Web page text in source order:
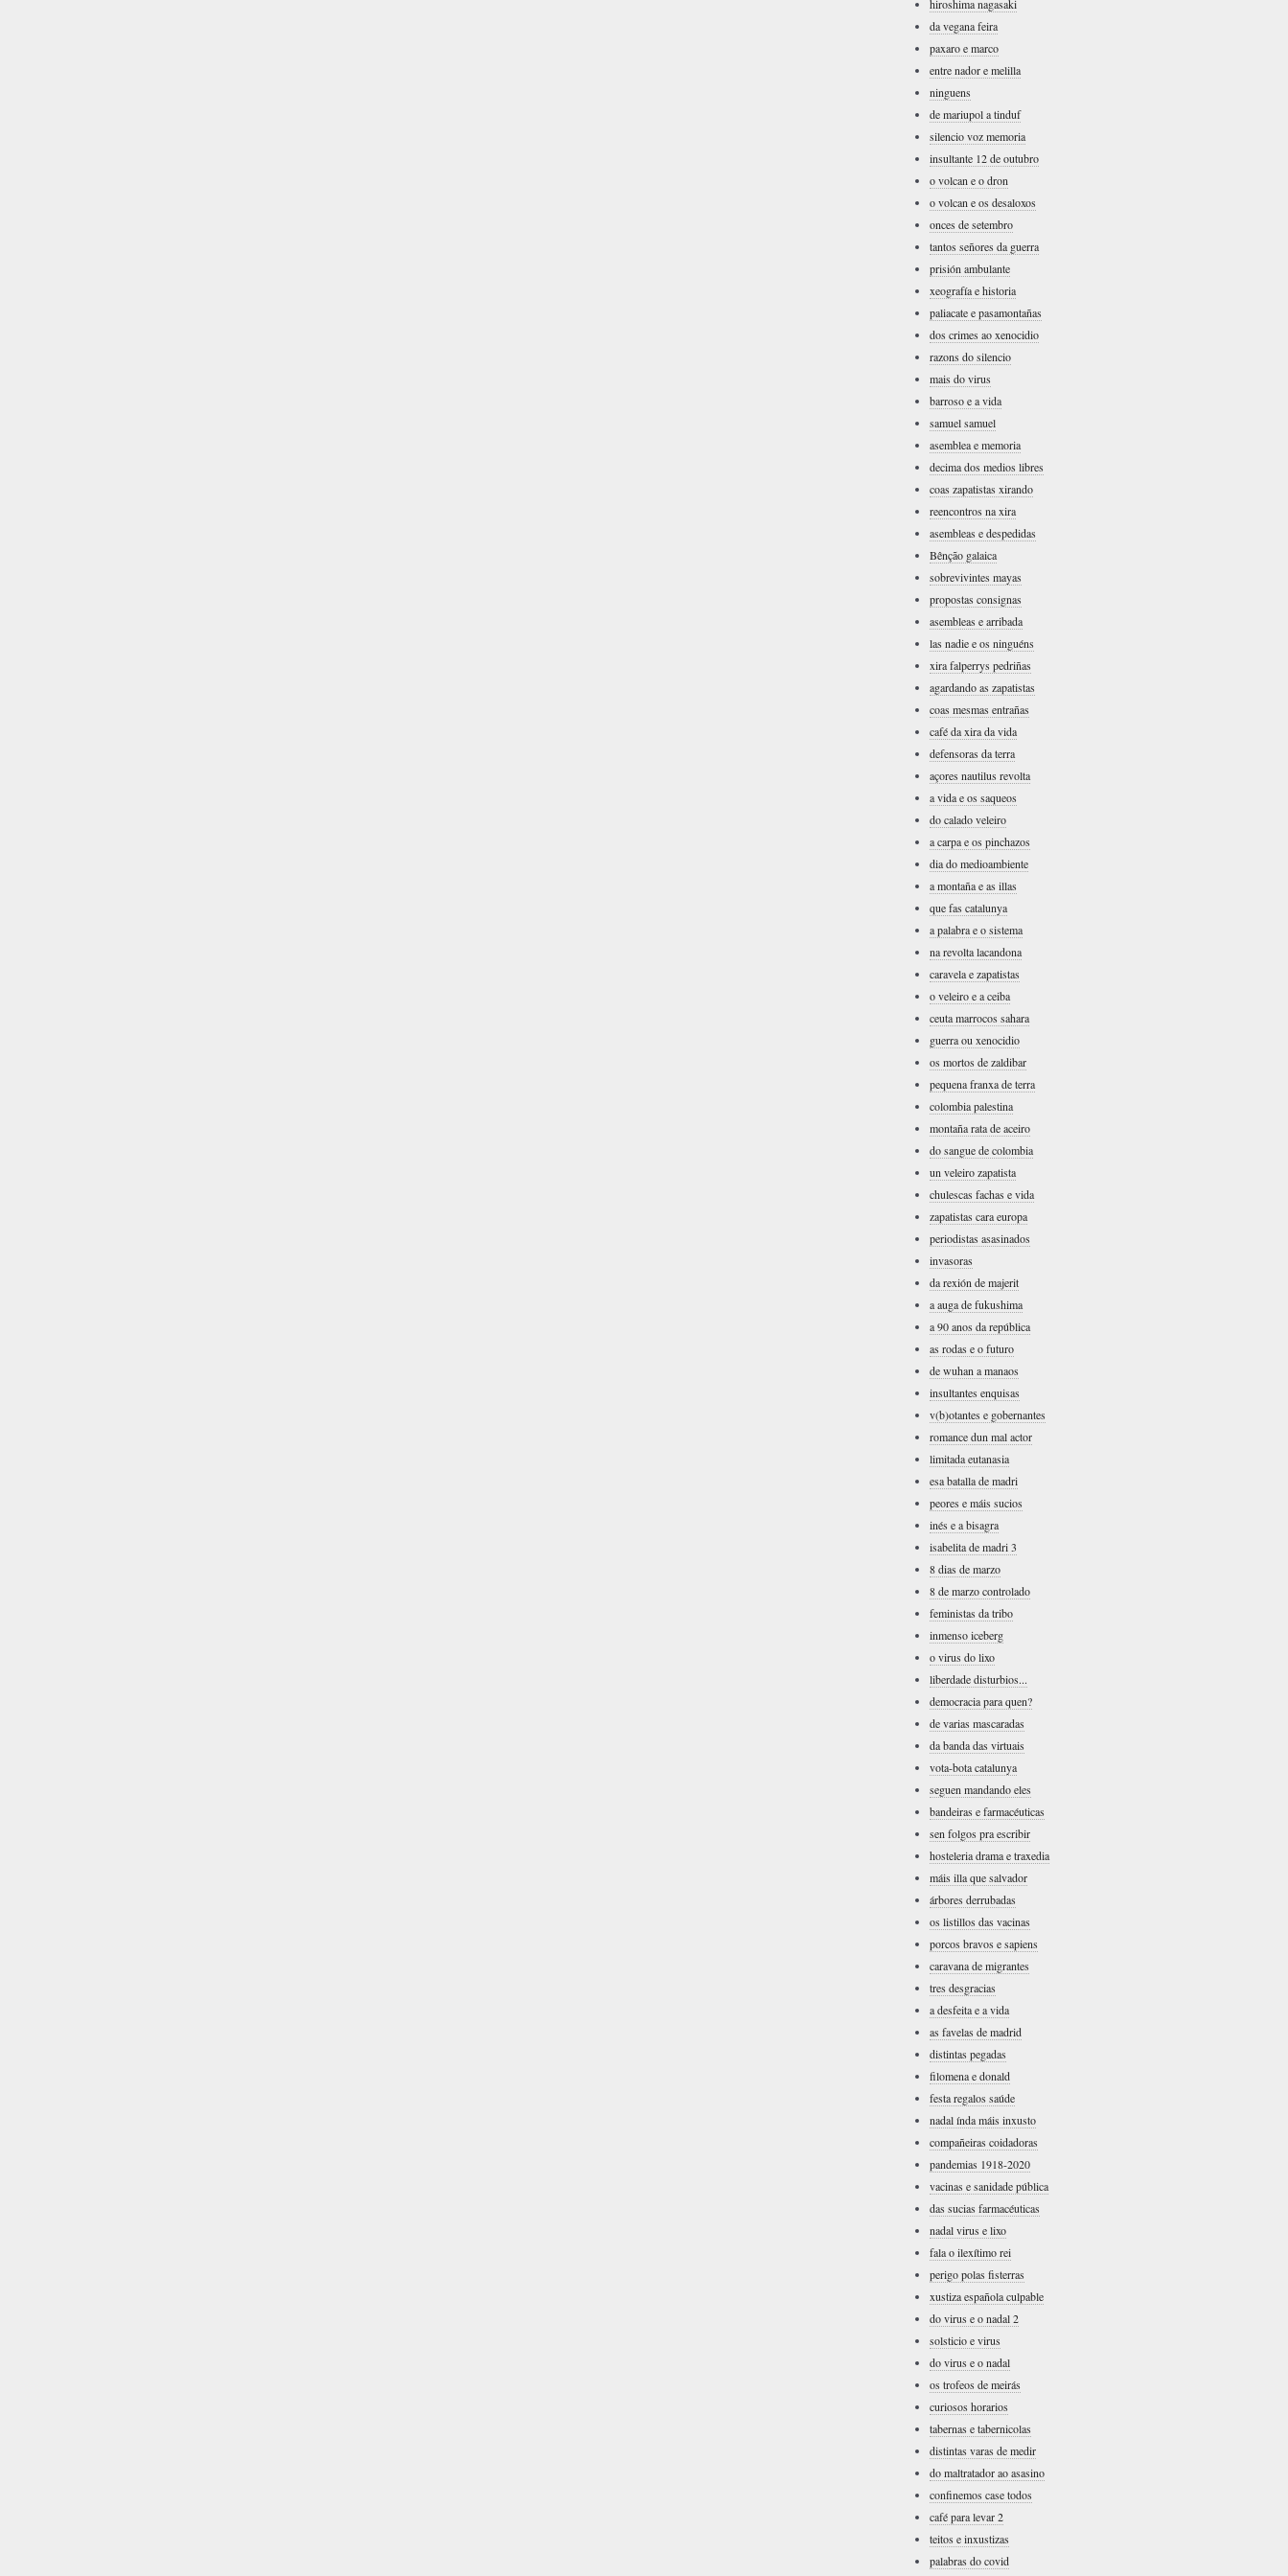
hiroshima nagasaki
da vegana feira
paxaro e marco
entre nador e melilla
ninguens
de mariupol a tinduf
silencio voz memoria
insultante 12 de outubro
o volcan e o dron
o volcan e os desaloxos
onces de setembro
tantos señores da guerra
prisión ambulante
xeografía e historia
paliacate e pasamontañas
dos crimes ao xenocidio
razons do silencio
mais do virus
barroso e a vida
samuel samuel
asemblea e memoria
decima dos medios libres
coas zapatistas xirando
reencontros na xira
asembleas e despedidas
Bênção galaica
sobrevivintes mayas
propostas consignas
asembleas e arribada
las nadie e os ninguéns
xira falperrys pedriñas
agardando as zapatistas
coas mesmas entrañas
café da xira da vida
defensoras da terra
açores nautilus revolta
a vida e os saqueos
do calado veleiro
a carpa e os pinchazos
dia do medioambiente
a montaña e as illas
que fas catalunya
a palabra e o sistema
na revolta lacandona
caravela e zapatistas
o veleiro e a ceiba
ceuta marrocos sahara
guerra ou xenocidio
os mortos de zaldibar
pequena franxa de terra
colombia palestina
montaña rata de aceiro
do sangue de colombia
un veleiro zapatista
chulescas fachas e vida
zapatistas cara europa
periodistas asasinados
invasoras
da rexión de majerit
a auga de fukushima
a 90 anos da república
as rodas e o futuro
de wuhan a manaos
insultantes enquisas
v(b)otantes e gobernantes
romance dun mal actor
limitada eutanasia
esa batalla de madri
peores e máis sucios
inés e a bisagra
isabelita de madri 3
8 dias de marzo
8 de marzo controlado
feministas da tribo
inmenso iceberg
o virus do lixo
liberdade disturbios...
democracia para quen?
de varias mascaradas
da banda das virtuais
vota-bota catalunya
seguen mandando eles
bandeiras e farmacéuticas
sen folgos pra escribir
hosteleria drama e traxedia
máis illa que salvador
árbores derrubadas
os listillos das vacinas
porcos bravos e sapiens
caravana de migrantes
tres desgracias
a desfeita e a vida
as favelas de madrid
distintas pegadas
filomena e donald
festa regalos saúde
nadal índa máis inxusto
compañeiras coidadoras
pandemias 1918-2020
vacinas e sanidade pública
das sucias farmacéuticas
nadal virus e lixo
fala o ilexítimo rei
perigo polas fisterras
xustiza española culpable
do virus e o nadal 2
solsticio e virus
do virus e o nadal
os trofeos de meirás
curiosos horarios
tabernas e tabernicolas
distintas varas de medir
do maltratador ao asasino
confinemos case todos
café para levar 2
teitos e inxustizas
palabras do covid